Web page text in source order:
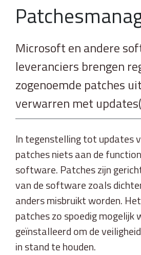
Microsoft en andere
leveranciers brengen
zogenoemde patches
verwarren met
In tegenstelling tot updates
patches niets aan de
software. Patches zijn
van de software zoals
anders misbruikt worden.
patches zo spoedig mogelijk
geïnstalleerd om de
in stand te houden.